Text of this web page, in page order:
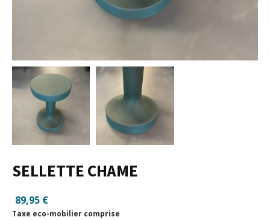
SELLETTE CHAME
89,95 €
Taxe eco-mobilier comprise